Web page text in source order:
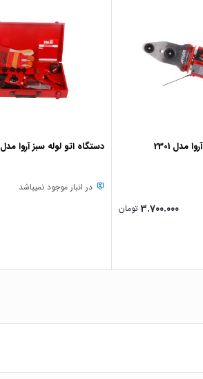
مدل 2301
تومان 3.700.000
دستگاه اتو لوله سبز آروا مدل 2302
در انبار موجود نمیباشد